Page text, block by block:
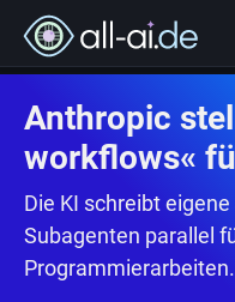
Anthropic
workflows«
Die KI schreibt
Subagenten parallel
Programmierarbeiten.